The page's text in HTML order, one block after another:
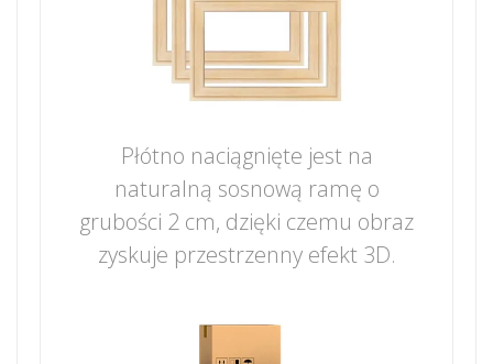
Płótno naciągnięte jest na
naturalną sosnową ramę o
grubości 2 cm, dzięki czemu obraz
zyskuje przestrzenny efekt 3D.